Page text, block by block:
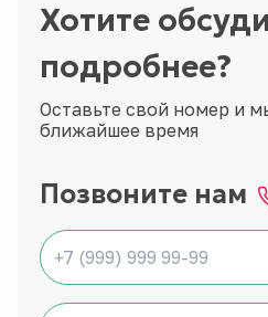
Хотите
подробнее?
Оставьте свой номер и
ближайшее время
Позвоните нам